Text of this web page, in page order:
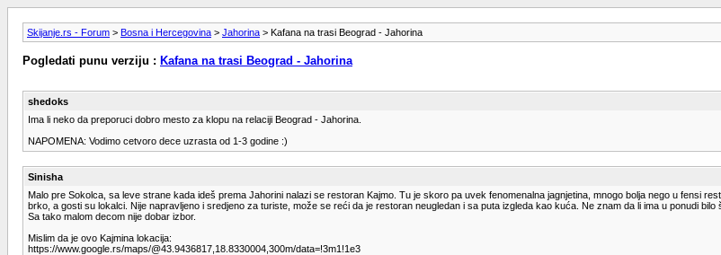
Skijanje.rs - Forum > Bosna i Hercegovina > Jahorina > Kafana na trasi Beograd - Jahorina
Pogledati punu verziju : Kafana na trasi Beograd - Jahorina
shedoks
Ima li neko da preporuci dobro mesto za klopu na relaciji Beograd - Jahorina.
NAPOMENA: Vodimo cetvoro dece uzrasta od 1-3 godine :)
Sinisha
Malo pre Sokolca, sa leve strane kada ideš prema Jahorini nalazi se restoran Kajmo. Tu je skoro pa uvek fenomenalna jagnjetina, mnogo bolja nego u fensi
brko, a gosti su lokalci. Nije napravljeno i sredjeno za turiste, može se reći da je restoran neugledan i sa puta izgleda kao kuća. Ne znam da li ima u ponudi bilo
Sa tako malom decom nije dobar izbor.
Mislim da je ovo Kajmina lokacija:
https://www.google.rs/maps/@43.9436817,18.8330004,300m/data=!3m1!1e3